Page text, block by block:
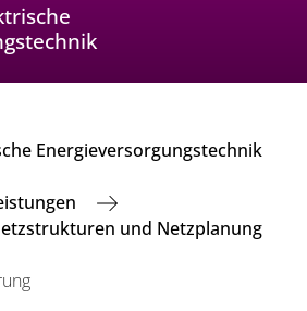
Energieversorgungstechnik
und Netzplanung